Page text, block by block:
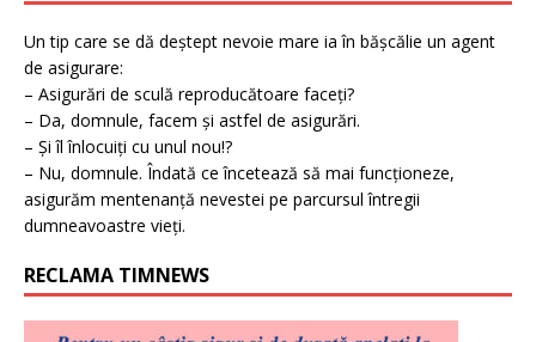
Un tip care se dă deștept nevoie mare ia în bășcălie un agent
de asigurare:
– Asigurări de sculă reproducătoare faceți?
– Da, domnule, facem și astfel de asigurări.
– Și îl înlocuiți cu unul nou!?
– Nu, domnule. Îndată ce încetează să mai funcționeze,
asigurăm mentenanță nevestei pe parcursul întregii
dumneavoastre vieți.
RECLAMA TIMNEWS